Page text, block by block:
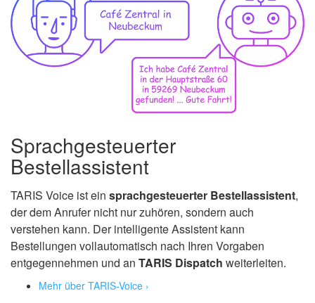
Sprachgesteuerter
Bestellassistent
TARIS Voice ist ein sprachgesteuerter Bestellassistent,
der dem Anrufer nicht nur zuhören, sondern auch
verstehen kann. Der intelligente Assistent kann
Bestellungen vollautomatisch nach Ihren Vorgaben
entgegennehmen und an TARIS Dispatch weiterleiten.
Mehr über TARIS-Voice ›